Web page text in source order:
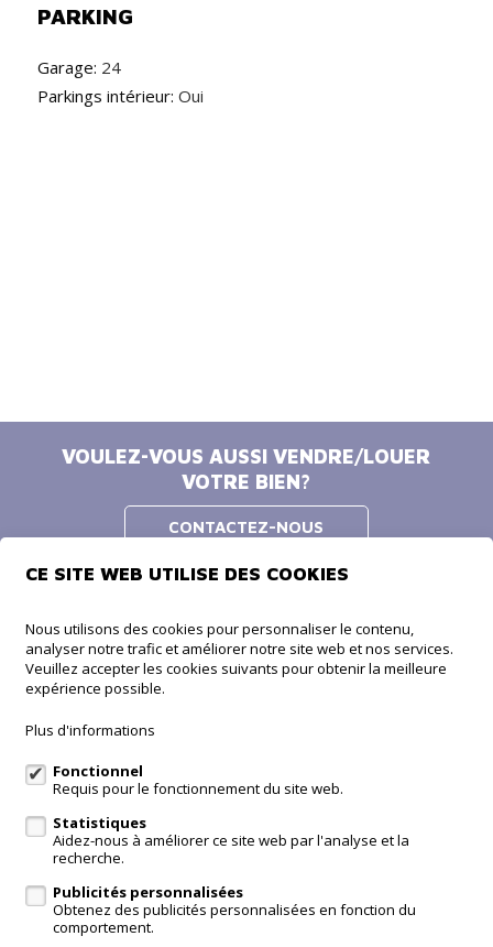
PARKING
Garage: 24
Parkings intérieur: Oui
VOULEZ-VOUS AUSSI VENDRE/LOUER
VOTRE BIEN?
CONTACTEZ-NOUS
Home Discovery SPRL
Baron de Maerelaan 2/102
8380 Zeebrugge
7780 Comines-Warneton
A vendre A louer
Contact
Modifier mes préférences cookies
CE SITE WEB UTILISE DES COOKIES
Nous utilisons des cookies pour personnaliser le contenu,
analyser notre trafic et améliorer notre site web et nos services.
Veuillez accepter les cookies suivants pour obtenir la meilleure
expérience possible.
Plus d'informations
Fonctionnel
Requis pour le fonctionnement du site web.
Statistiques
Aidez-nous à améliorer ce site web par l'analyse et la
recherche.
Publicités personnalisées
Obtenez des publicités personnalisées en fonction du
comportement.